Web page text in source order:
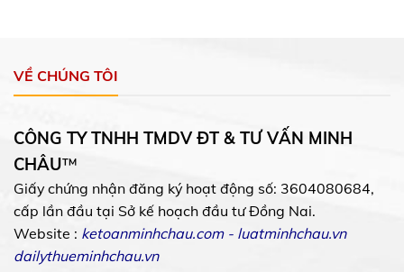
VỀ CHÚNG TÔI
CÔNG TY TNHH TMDV ĐT & TƯ VẤN MINH
CHÂU™
Giấy chứng nhận đăng ký hoạt động số: 3604080684,
cấp lần đầu tại Sở kế hoạch đầu tư Đồng Nai.
Website : ketoanminhchau.com- luatminhchau.vn
dailythueminhchau.vn